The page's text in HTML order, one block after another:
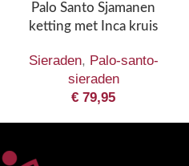
Palo Santo Sjamanen
ketting met Inca kruis
Sieraden, Palo-santo-
sieraden
€ 79,95